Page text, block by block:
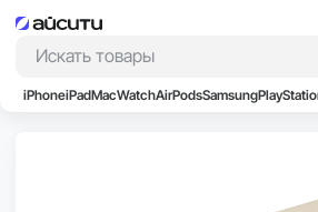
iPhoneiPadMacWatchAirPodsSamsung